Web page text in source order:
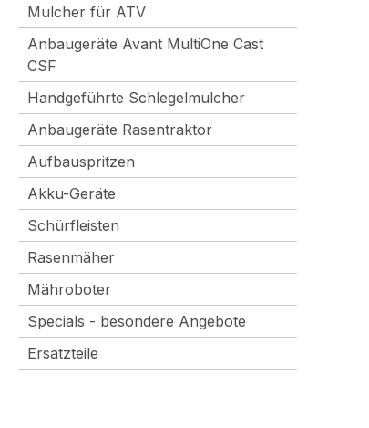
Mulcher für ATV
Anbaugeräte Avant MultiOne Cast
CSF
Handgeführte Schlegelmulcher
Anbaugeräte Rasentraktor
Aufbauspritzen
Akku-Geräte
Schürfleisten
Rasenmäher
Mähroboter
Specials - besondere Angebote
Ersatzteile